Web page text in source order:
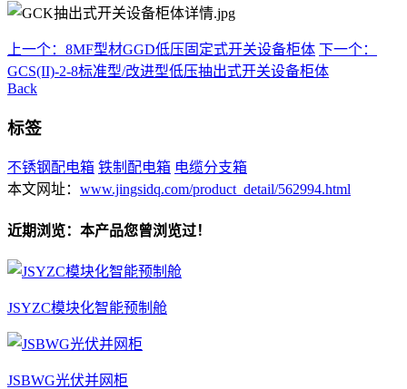
上一个：8MF型材GGD低压固定式开关设备柜体 下一个：
GCS(II)-2-8标准型/改进型低压抽出式开关设备柜体
Back
标签
不锈钢配电箱 铁制配电箱 电缆分支箱
本文网址： www.jingsidq.com/product_detail/562994.html
近期浏览：本产品您曾浏览过！
JSYZC模块化智能预制舱
JSBWG光伏并网柜